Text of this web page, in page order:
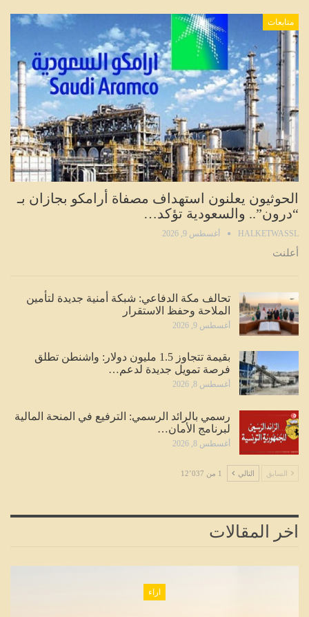
متابعات
الحوثيون يعلنون استهداف مصفاة أرامكو بجازان بـ
“درون”.. والسعودية تؤكد…
HALKETWASSL أغسطس 9, 2026
أعلنت
تحالف مكة الدفاعي: شبكة أمنية جديدة لتأمين
الملاحة وحفظ الاستقرار
أغسطس 9, 2026
بقيمة تتجاوز 1.5 مليون دولار: واشنطن تطلق
فرصة تمويل جديدة لدعم…
أغسطس 8, 2026
رسمي بالرائد الرسمي: الترفيع في المنحة المالية
لبرنامج الأمان…
أغسطس 8, 2026
السابق التالي 1 من 12٬037
اخر المقالات
اراء